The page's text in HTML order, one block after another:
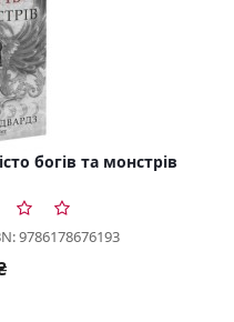
богів та монстрів
9786178676193